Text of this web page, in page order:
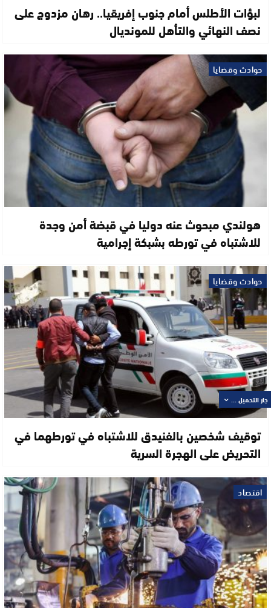
لبؤات الأطلس أمام جنوب إفريقيا.. رهان مزدوج على
نصف النهائي والتأهل للمونديال
حوادث وقضايا
هولندي مبحوث عنه دوليا في قبضة أمن وجدة
للاشتباه في تورطه بشبكة إجرامية
حوادث وقضايا
توقيف شخصين بالفنيدق للاشتباه في تورطهما في
التحريض على الهجرة السرية
اقتصاد
جار التحميل ...